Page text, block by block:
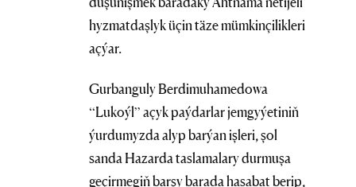
hyzmatdaşlyk üçin täze mümkinçilikleri
açýar.
Gurbanguly Berdimuhamedowa
“Lukoýl” açyk paýdarlar jemgyýetiniň
ýurdumyzda alyp barýan işleri, şol
sanda Hazarda taslamalary durmuşa
geçirmegiň barşy barada hasabat berip,